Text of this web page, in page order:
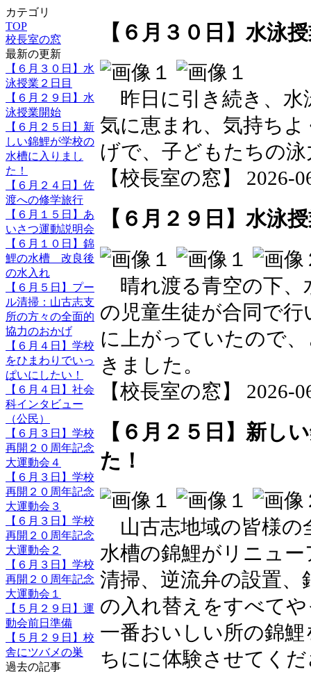
カテゴリ
TOP
校長室の窓
最新の更新
【６月３０日】水
泳授業２日目
【６月２９日】水
泳授業開始
【６月２５日】新
しい錦鯉が学校の
水槽に入りまし
た！
【６月２４日】佐
渡への修学旅行
【６月１５日】あ
いさつ運動説明会
【６月１０日】錦
鯉の水槽 改良後
の水入れ
【６月５日】プー
ル清掃：山古志支
所の方々の全面的
協力のおかげ
【６月４日】学校
をひまわりでいっ
ぱいにしたい！
【６月４日】社会
科インタビュー
（公民）
【６月３日】学校
再開２０周年記念
大運動会４
【６月３日】学校
再開２０周年記念
大運動会３
【６月３日】学校
再開２０周年記念
大運動会２
【６月３日】学校
再開２０周年記念
大運動会１
【５月２９日】運
動会前日準備
【５月２９日】校
舎にツバメの巣
過去の記事
【６月３０日】水泳
昨日に引き続き、水
気に恵まれ、気持ち
げで、子どもたちの
【校長室の窓】 2026-
【６月２９日】水泳
晴れ渡る青空の下、
の児童生徒が合同で
に上がっていたので
きました。
【校長室の窓】 2026-
【６月２５日】新し
た！
山古志地域の皆様の
水槽の錦鯉がリニュ
清掃、逆流弁の設置
の入れ替えをすべて
一番おいしい所の錦
ちにに体験させてく